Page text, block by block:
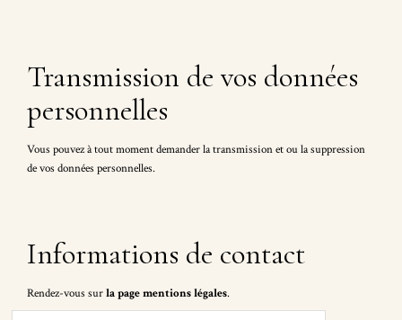
Transmission de vos données
personnelles
Vous pouvez à tout moment demander la transmission et ou la suppression
de vos données personnelles.
Informations de contact
Rendez-vous surla page mentions légales.